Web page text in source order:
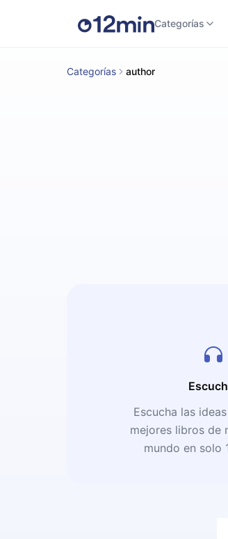
Categorías
Categorías author
Escucha las
mejores libros de
mundo en solo